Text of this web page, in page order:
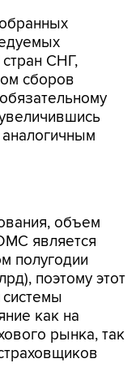
СНГ,
сборов
полугодии
поэтому этот
системы
как на
рынка, так
систему СНГ